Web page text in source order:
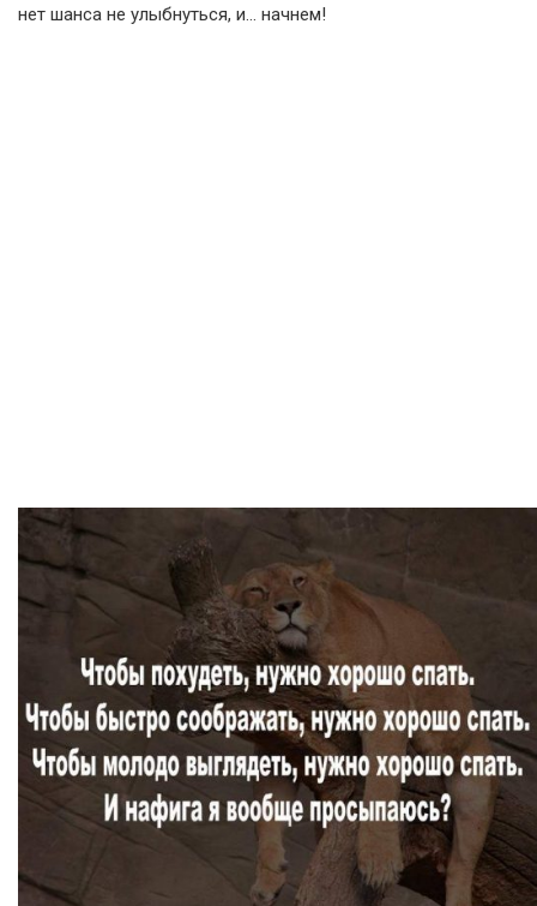
нет шанса не улыбнуться, и… начнем!